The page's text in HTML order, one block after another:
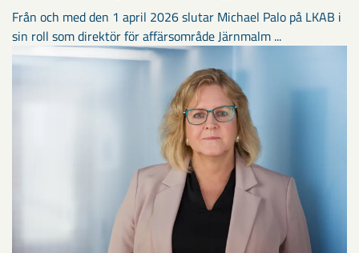
Från och med den 1 april 2026 slutar Michael Palo på LKAB i
sin roll som direktör för affärsområde Järnmalm ...